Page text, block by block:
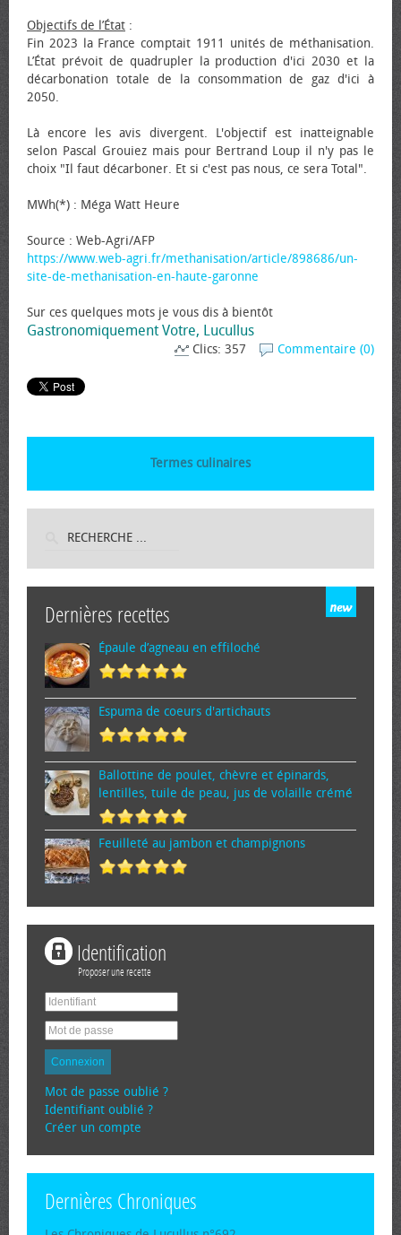
Objectifs de l’État :
Fin 2023 la France comptait 1911 unités de méthanisation.
L’État prévoit de quadrupler la production d'ici 2030 et la
décarbonation totale de la consommation de gaz d'ici à
2050.
Là encore les avis divergent. L'objectif est inatteignable
selon Pascal Grouiez mais pour Bertrand Loup il n'y pas le
choix "Il faut décarboner. Et si c'est pas nous, ce sera Total".
MWh(*) : Méga Watt Heure
Source : Web-Agri/AFP
https://www.web-agri.fr/methanisation/article/898686/un-
site-de-methanisation-en-haute-garonne
Sur ces quelques mots je vous dis à bientôt
Gastronomiquement Votre, Lucullus
Commentaire (0)
Clics: 357
Termes culinaires
Dernières recettes
Épaule d’agneau en effiloché
Espuma de cœurs d'artichauts
Ballottine de poulet, chèvre et épinards,
lentilles, tuile de peau, jus de volaille crémé
Feuilleté au jambon et champignons
Identification
Proposer une recette
Connexion
Mot de passe oublié ?
Identifiant oublié ?
Créer un compte
Dernières Chroniques